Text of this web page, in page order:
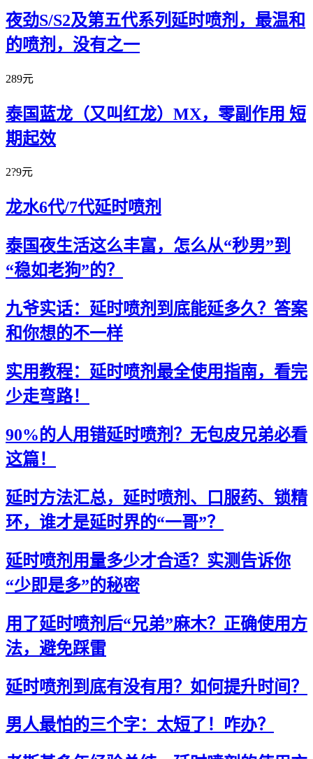
夜劲S/S2及第五代系列延时喷剂，最温和
的喷剂，没有之一
289元
泰国蓝龙（又叫红龙）MX，零副作用 短
期起效
2?9元
龙水6代/7代延时喷剂
泰国夜生活这么丰富，怎么从“秒男”到
“稳如老狗”的？
九爷实话：延时喷剂到底能延多久？答案
和你想的不一样
实用教程：延时喷剂最全使用指南，看完
少走弯路！
90%的人用错延时喷剂？无包皮兄弟必看
这篇！
延时方法汇总，延时喷剂、口服药、锁精
环，谁才是延时界的“一哥”？
延时喷剂用量多少才合适？实测告诉你
“少即是多”的秘密
用了延时喷剂后“兄弟”麻木？正确使用方
法，避免踩雷
延时喷剂到底有没有用？如何提升时间？
男人最怕的三个字：太短了！咋办？